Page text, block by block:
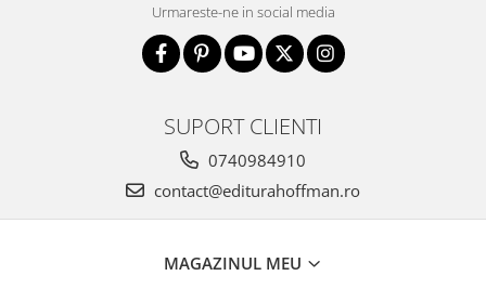
Urmareste-ne in social media
SUPORT CLIENTI
0740984910
contact@editurahoffman.ro
MAGAZINUL MEU